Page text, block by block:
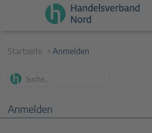
Startseite Anmelden
Anmelden